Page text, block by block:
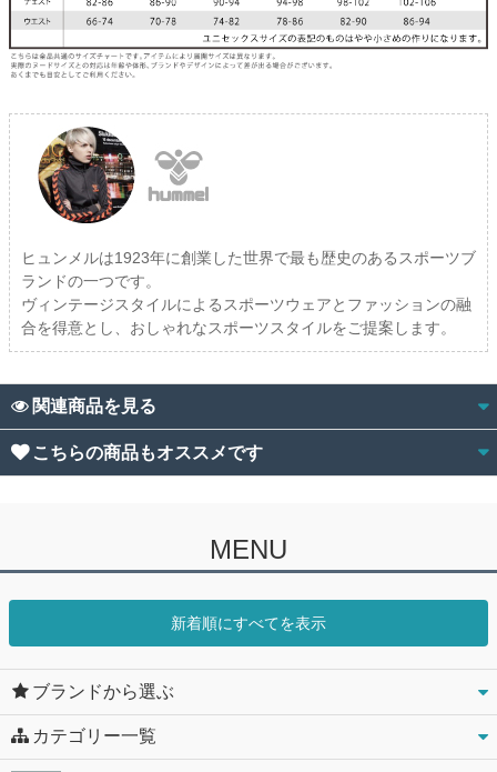
ヒュンメルは1923年に創業した世界で最も歴史のあるスポーツブ
ランドの一つです。
ヴィンテージスタイルによるスポーツウェアとファッションの融
合を得意とし、おしゃれなスポーツスタイルをご提案します。
関連商品を見る
こちらの商品もオススメです
MENU
新着順にすべてを表示
ブランドから選ぶ
カテゴリー一覧